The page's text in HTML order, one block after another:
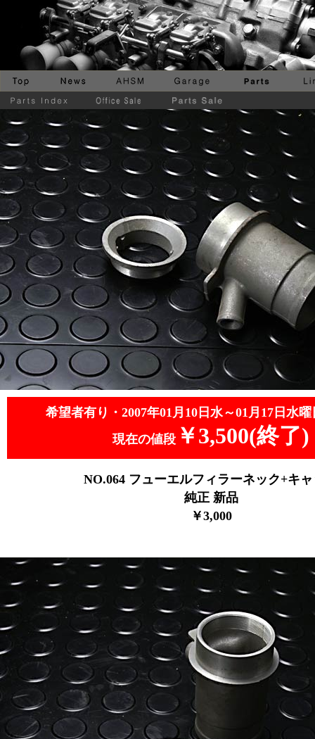
希望者有り・2007年01月10日水～01月17日水曜
現在の値段 ￥3,500(終了)
NO.064 フューエルフィラーネック+キ
純正 新品
￥3,000